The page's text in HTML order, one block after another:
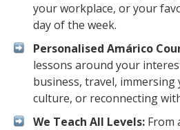
your workplace, or your
day of the week.
Personalised Amárico
lessons around your
business, travel, immersing
culture, or reconnecting
We Teach All Levels: From